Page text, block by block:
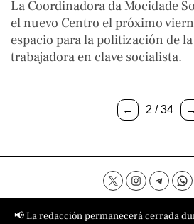
La Coordinadora da Mocidade
el nuevo Centro el próximo
espacio para la politización de
trabajadora en clave socialista.
← 2 / 34 →
Contacto Aviso Legal
📢 La redacción permanecerá cerrada